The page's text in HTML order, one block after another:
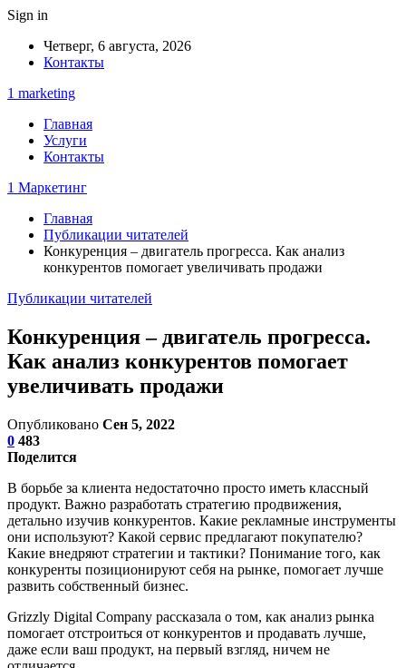
Sign in
Четверг, 6 августа, 2026
Контакты
1 marketing
Главная
Услуги
Контакты
1 Маркетинг
Главная
Публикации читателей
Конкуренция – двигатель прогресса. Как анализ
конкурентов помогает увеличивать продажи
Публикации читателей
Конкуренция – двигатель прогресса.
Как анализ конкурентов помогает
увеличивать продажи
Опубликовано Сен 5, 2022
0 483
Поделится
В борьбе за клиента недостаточно просто иметь классный
продукт. Важно разработать стратегию продвижения,
детально изучив конкурентов. Какие рекламные инструменты
они используют? Какой сервис предлагают покупателю?
Какие внедряют стратегии и тактики? Понимание того, как
конкуренты позиционируют себя на рынке, помогает лучше
развить собственный бизнес.
Grizzly Digital Company рассказала о том, как анализ рынка
помогает отстроиться от конкурентов и продавать лучше,
даже если ваш продукт, на первый взгляд, ничем не